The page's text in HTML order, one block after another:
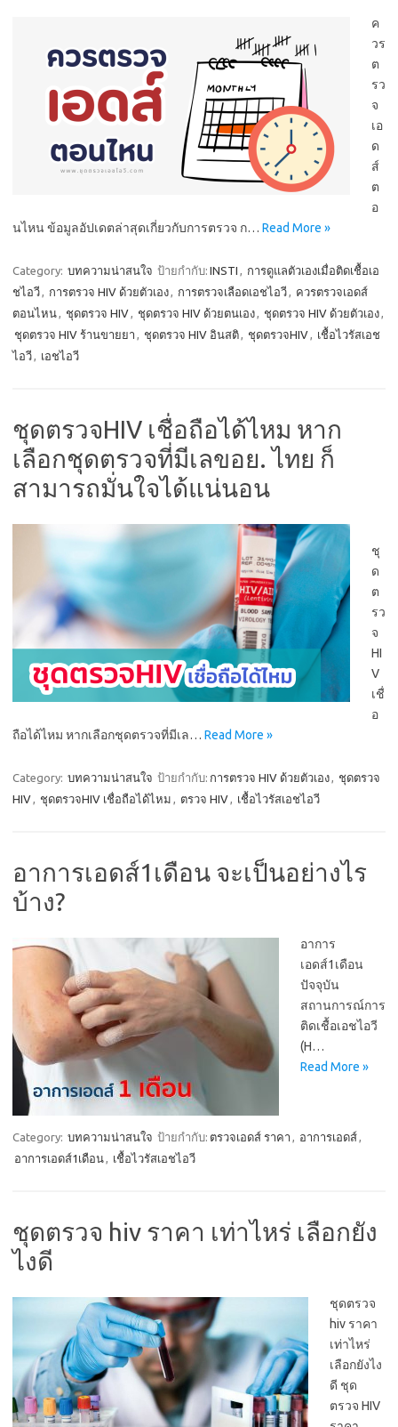
ค
วร
ต
รว
จ
เอ
ด
ส์
ต
อ
นไหน ข้อมูลอัปเดตล่าสุดเกี่ยวกับการตรวจ ก… Read More »
Category: บทความน่าสนใจ ป้ายกำกับ: INSTI , การดูแลตัวเองเมื่อติดเชื้อเอ
ชไอวี, การตรวจ HIV ด้วยตัวเอง, การตรวจเลือดเอชไอวี, ควรตรวจเอดส์
ตอนไหน, ชุดตรวจ HIV, ชุดตรวจ HIV ด้วยตนเอง, ชุดตรวจ HIV ด้วยตัวเอง,
ชุดตรวจ HIV ร้านขายยา , ชุดตรวจ HIV อินสติ, ชุดตรวจHIV, เชื้อไวรัสเอช
ไอวี, เอชไอวี
ชุดตรวจHIV เชื่อถือได้ไหม หาก
เลือกชุดตรวจที่มีเลขอย. ไทย ก็
สามารถมั่นใจได้แน่นอน
ชุ
ด
ต
รว
จ
HI
V
เชื่
อ
ถือได้ไหม หากเลือกชุดตรวจที่มีเล… Read More »
Category: บทความน่าสนใจ ป้ายกำกับ: การตรวจ HIV ด้วยตัวเอง, ชุดตรวจ
HIV, ชุดตรวจHIV เชื่อถือได้ไหม , ตรวจ HIV, เชื้อไวรัสเอชไอวี
อาการเอดส์1เดือน จะเป็นอย่างไร
บ้าง?
อาการ
เอดส์1เดือน
ปัจจุบัน
สถานการณ์การ
ติดเชื้อเอชไอวี
(H…
Read More »
Category: บทความน่าสนใจ ป้ายกำกับ: ตรวจเอดส์ ราคา , อาการเอดส์,
อาการเอดส์1เดือน, เชื้อไวรัสเอชไอวี
ชุดตรวจ hiv ราคา เท่าไหร่ เลือกยัง
ไงดี
ชุดตรวจ
hiv ราคา
เท่าไหร่
เลือกยังไง
ดี ชุด
ตรวจ HIV